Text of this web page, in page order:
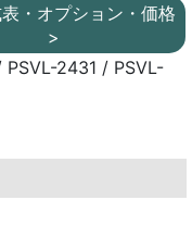
・オプション・価格
>
PSVL-2431 / PSVL-